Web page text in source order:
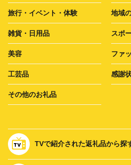
旅行・イベント・体験 地域
雑貨・日用品 スポ
美容 ファ
工芸品 感謝
その他のお礼品
TVで紹介された返礼品から探